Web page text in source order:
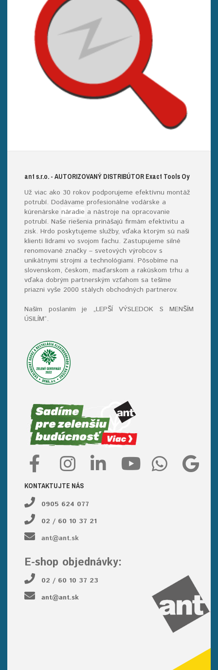
ant s.r.o. - AUTORIZOVANÝ DISTRIBÚTOR Exact Tools Oy
Už viac ako 30 rokov podporujeme efektívnu montáž
potrubí. Dodávame profesionálne vodárske a
kúrenárske náradie a nástroje na opracovanie
potrubí. Naše riešenia prinášajú firmám efektivitu a
zisk. Hrdo poskytujeme služby, vďaka ktorým sú naši
klienti lídrami vo svojom fachu. Zastupujeme silné
renomované značky – svetových výrobcov s
unikátnymi strojmi a technológiami. Pôsobíme na
slovenskom, českom, maďarskom a rakúskom trhu a
vďaka dobrým partnerským vzťahom sa tešíme
priazni vyše 2000 stálych obchodných partnerov.
Naším poslaním je „LEPŠÍ VÝSLEDOK S MENŠÍM
ÚSILÍM“.
KONTAKTUJTE NÁS
0905 624 077
02 / 60 10 37 21
ant@ant.sk
E-shop objednávky:
02 / 60 10 37 23
ant@ant.sk